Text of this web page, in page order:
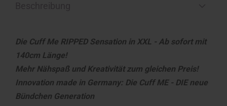
Die Cuff Me RIPPED Sensation in XXL - Ab sofort mit
140cm Länge!
Mehr Nähspaß und Kreativität zum gleichen Preis!
Innovation made in Germany: Die Cuff ME - DIE neue
Bündchen Generation